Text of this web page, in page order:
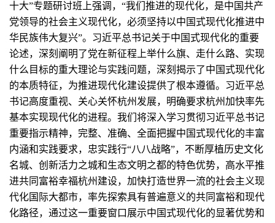
十大”专题研讨班上强调，“我们推进的现代化，是中国共产
党领导的社会主义现代化，必须坚持以中国式现代化推进中
华民族伟大复兴”。习近平总书记关于中国式现代化的重要
论述，深刻阐明了党在新征程上举什么旗、走什么路、实现
什么目标的重大理论与实践问题，深刻揭示了中国式现代化
的本质特征，为推进现代化建设提供了根本遵循。习近平总
书记高度重视、关心关怀杭州发展，明确要求杭州加快率先
基本实现现代化的进程。我们将深入学习贯彻习近平总书记
重要指示精神，完整、准确、全面把握中国式现代化的丰富
内涵和实践要求，忠实践行“八八战略”，不断厚植历史文化
名城、创新活力之城和生态文明之都的特色优势，高水平推
进共同富裕幸福杭州建设，加快打造世界一流的社会主义现
代化国际大都市，率先探索具有普遍意义的共同富裕和现代
化路径，通过这一重要窗口展示中国式现代化的显著优势和